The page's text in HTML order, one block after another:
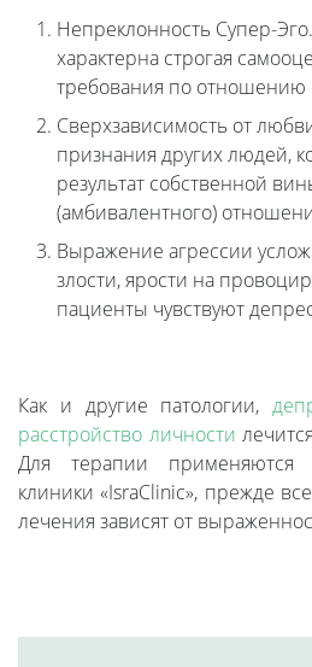
Непреклонность Супер-
характерна строгая
требования по
Сверхзависимость от
признания других людей,
результат собственной
(амбивалентного)
Выражение агрессии
злости, ярости на
пациенты чувствуют
Как и другие патологии,
расстройство личности
Для терапии применяются
клиники «IsraClinic», прежде
лечения зависят от